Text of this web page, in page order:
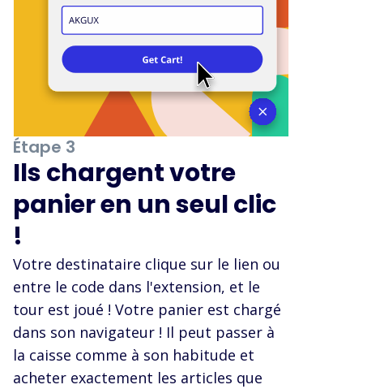
Étape 3
Ils chargent votre
panier en un seul clic
!
Votre destinataire clique sur le lien ou
entre le code dans l'extension, et le
tour est joué ! Votre panier est chargé
dans son navigateur ! Il peut passer à
la caisse comme à son habitude et
acheter exactement les articles que